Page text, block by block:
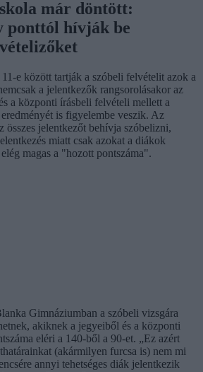
már döntött:
ponttól hívják be
e között tartják a szóbeli felvételit azok a
a jelentkezők rangsorolásakor az
a központi írásbeli felvételi mellett a
eredményét is figyelembe veszik. Az
összes jelentkezőt behívja szóbelizni,
miatt csak azokat a diákok
magas a "hozott pontszáma".
Gimnáziumban a szóbeli vizsgára
akiknek a jegyeiből és a központi
eléri a 140-ből a 90-et. „Ez azért
(akármilyen furcsa is) nem mi
annyi tehetséges diák jelentkezik